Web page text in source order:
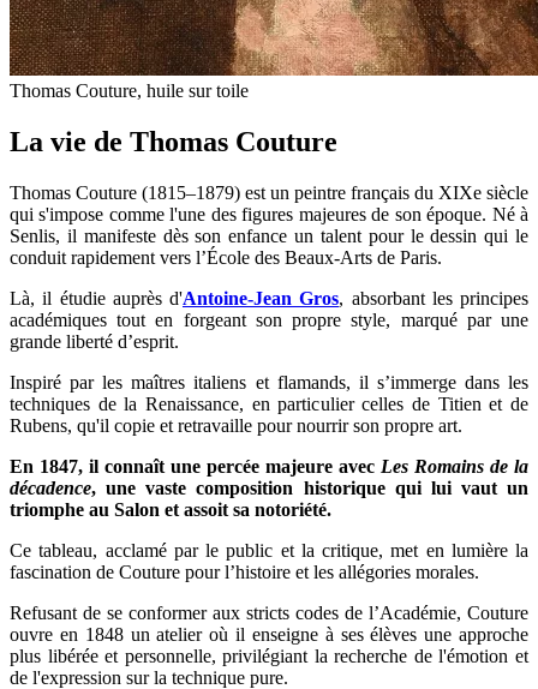
Thomas Couture, huile sur toile
La vie de Thomas Couture
Thomas Couture (1815–1879) est un peintre français du XIXe siècle
qui s'impose comme l'une des figures majeures de son époque. Né à
Senlis, il manifeste dès son enfance un talent pour le dessin qui le
conduit rapidement vers l’École des Beaux-Arts de Paris.
Là, il étudie auprès d'Antoine-Jean Gros, absorbant les principes
académiques tout en forgeant son propre style, marqué par une
grande liberté d’esprit.
Inspiré par les maîtres italiens et flamands, il s’immerge dans les
techniques de la Renaissance, en particulier celles de Titien et de
Rubens, qu'il copie et retravaille pour nourrir son propre art.
En 1847, il connaît une percée majeure avec Les Romains de la
décadence, une vaste composition historique qui lui vaut un
triomphe au Salon et assoit sa notoriété.
Ce tableau, acclamé par le public et la critique, met en lumière la
fascination de Couture pour l’histoire et les allégories morales.
Refusant de se conformer aux stricts codes de l’Académie, Couture
ouvre en 1848 un atelier où il enseigne à ses élèves une approche
plus libérée et personnelle, privilégiant la recherche de l'émotion et
de l'expression sur la technique pure.